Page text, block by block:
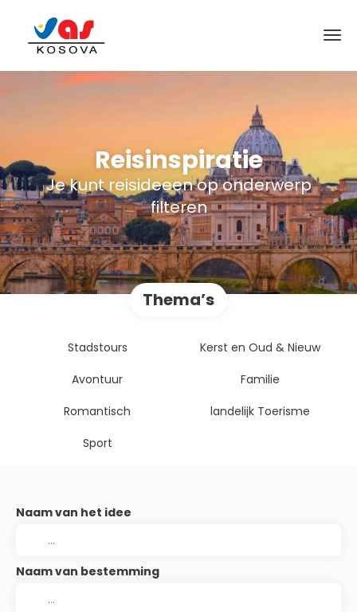
Reisinspiratie
Je kunt reisideeen op onderwerp
filteren
Thema’s
Stadstours
Kerst en Oud & Nieuw
Avontuur
Familie
Romantisch
landelijk Toerisme
Sport
Naam van het idee
Naam van bestemming